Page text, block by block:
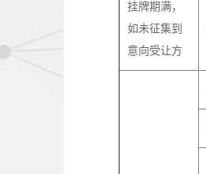
挂牌期满，
如未征集到
意向受让方